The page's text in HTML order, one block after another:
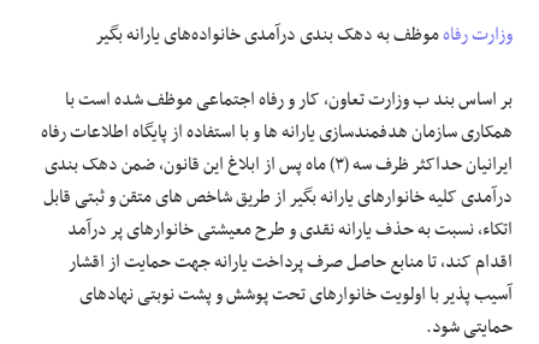
وزارت رفاهموظف به دهک بندی درآمدی خانواده‌های یارانه بگیر
بر اساس بند ب وزارت تعاون، کار و رفاه اجتماعی موظف شده است با
همکاری سازمان هدفمندسازی یارانه ها و با استفاده از پایگاه اطلاعات رفاه
ایرانیان حداکثر ظرف سه (۳) ماه پس از ابلاغ این قانون، ضمن دهک بندی
درآمدی کلیه خانوارهای یارانه بگیر از طریق شاخص های متقن و ثبتی قابل
اتکاء، نسبت به حذف یارانه نقدی و طرح معیشتی خانوارهای پر درآمد
اقدام کند، تا منابع حاصل صرف پرداخت یارانه جهت حمایت از اقشار
آسیب پذیر با اولویت خانوارهای تحت پوشش و پشت نوبتی نهادهای
حمایتی شود.